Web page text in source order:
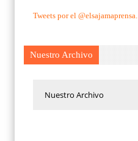
Tweets por el @elsajamaprensa.
Nuestro Archivo